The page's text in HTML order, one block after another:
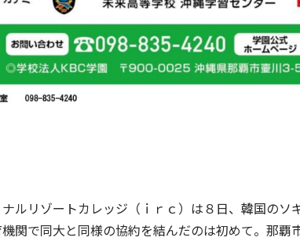
ルリゾートカレッジ（ｉｒｃ）は８日、韓国の
関で同大と同様の協約を結んだのは初めて。那